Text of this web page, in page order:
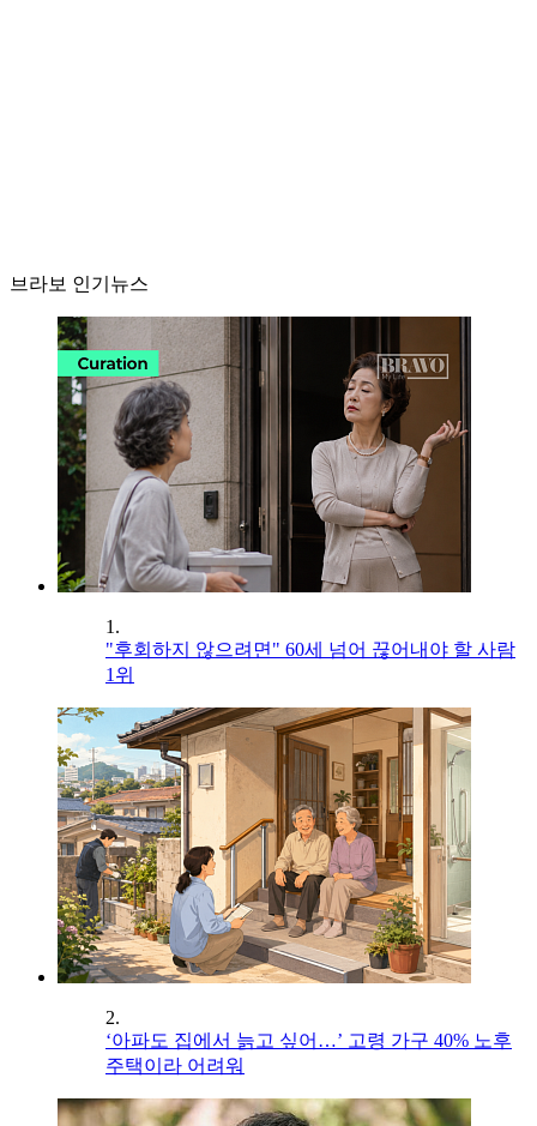
브라보 인기뉴스
1.
"후회하지 않으려면" 60세 넘어 끊어내야 할 사람
1위
2.
‘아파도 집에서 늙고 싶어…’ 고령 가구 40% 노후
주택이라 어려워